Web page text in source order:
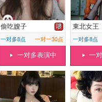
偷吃嫂子
一对多8点 一对一30点
一对多表演中
東北女王
一对多8点
一